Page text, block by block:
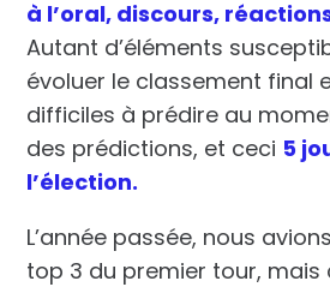
à l’oral, discours,
Autant d’éléments
évoluer le classement final
difficiles à prédire au
des prédictions, et ceci 5
l’élection.
L’année passée, nous
top 3 du premier tour, mais